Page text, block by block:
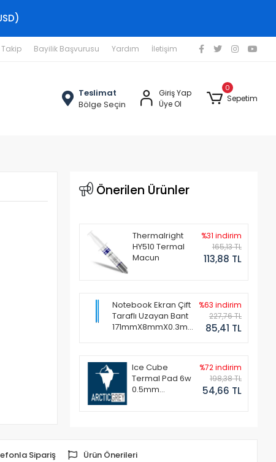
Bayilik Başvurusu Yardım İletişim
Teslimat
Bölge Seçin
Giriş Yap
Üye Ol
0
Sepetim
Önerilen Ürünler
Thermalright
HY510 Termal
Macun
%31 indirim
165,13 TL
113,88 TL
Notebook Ekran Çift
Taraflı Uzayan Bant
171mmX8mmX0.3mm
%63 indirim
227,76 TL
85,41 TL
Ice Cube
Termal Pad 6w
0.5mm
%72 indirim
198,38 TL
54,66 TL
Sipariş Ürün Önerileri